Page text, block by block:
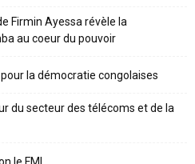
Firmin Ayessa révèle la
au coeur du pouvoir
la démocratie congolaises
du secteur des télécoms et de la